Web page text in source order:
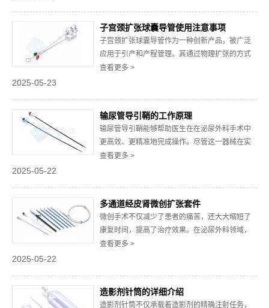
品质量的保障，更是对生命的尊重与关怀。一、
一次性气...
子宫颈扩张球囊导管使用注意事项
子宫颈扩张球囊导管作为一种创新产品，被广泛
应用于引产和产程管理。其通过物理扩张的方式
促进子宫颈成熟，缩短产程时间，降低产妇的痛
管使用注意事项，帮助医护人员更好地掌握其使
用技巧。...
查看更多 >
2025-05-23
输尿管导引鞘的工作原理
输尿管导引鞘能够帮助医生在在泌尿外科手术中
更高效、更精准地完成操作。尽管这一器械在实
际应用中非常常见，但其工作原理却少有人深入
引鞘主要由以下几部分组成：主体鞘管：这是导
引鞘的核...
查看更多 >
2025-05-22
多通道经皮肾微创扩张套件
微创手术不仅减少了患者的痛苦，还大大缩短了
康复时间，提高了治疗效果。在泌尿外科领域，
肾结石、肾囊肿等疾病的治疗中，经皮肾技术因
是多通道经皮肾微创扩张套件？多通道经皮肾微
查看更多 >
2025-05-22
造影剂针筒的详细介绍
造影剂针筒不仅承载着造影剂的精确注射任务，